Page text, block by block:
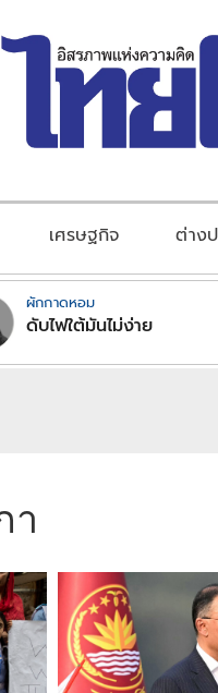
เศรษฐกิจ ต่าง
ผักกาดหอม
ดับไฟใต้มันไม่ง่าย
า